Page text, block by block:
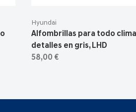
Hyundai
Alfombrillas para todo
detalles en gris, LHD
58,00 €